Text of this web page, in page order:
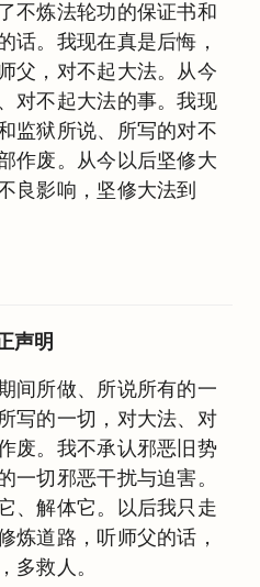
不炼法轮功的保证书和
话。我现在真是后悔，
父，对不起大法。从今
对不起大法的事。我现
监狱所说、所写的对不
作废。从今以后坚修大
良影响，坚修大法到
声明
间所做、所说所有的一
写的一切，对大法、对
废。我不承认邪恶旧势
一切邪恶干扰与迫害。
、解体它。以后我只走
炼道路，听师父的话，
多救人。